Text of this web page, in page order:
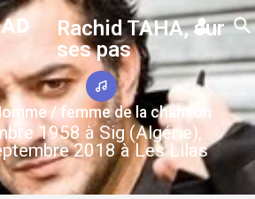
Rachid TAHA, sur
ses pas
/ femme de la chanson
1958 à Sig (Algérie),
2018 à Les Lilas